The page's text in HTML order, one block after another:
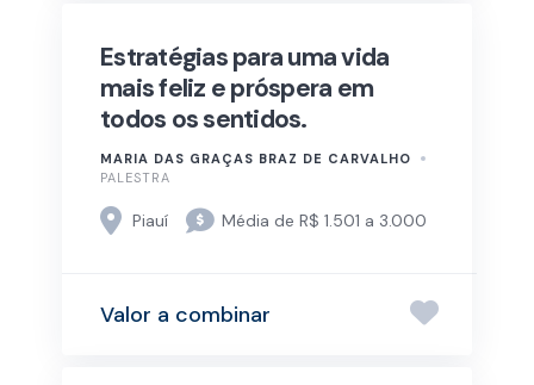
Estratégias para uma vida
mais feliz e próspera em
todos os sentidos.
MARIA DAS GRAÇAS BRAZ DE CARVALHO
PALESTRA
Piauí Média de R$ 1.501 a 3.000
Valor a combinar